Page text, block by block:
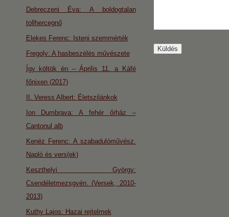
Debreczeni Éva: A boldogtalan
tollhercegnő
Elekes Ferenc: Isteni szemmérték
Fregoly: A hasbeszélés művészete
Így költök én – Április 11. a Káfé
főnixen (2017)
II. Veress Albert: Életszilánkok
Ion Dumbrava: A fehér őrház –
Cantonul alb
Kenéz Ferenc: A szabadulóművész.
Napló és vers(ek)
Keszthelyi György:
Csendéletmezsgyén. (Versek, 2010-
2013)
Kuthy Lajos: Hazai rejtelmek